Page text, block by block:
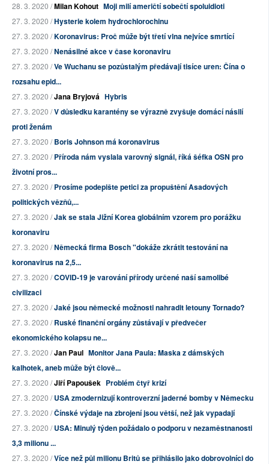
28. 3. 2020 /Milan Kohout Moji milí američtí sobečtí spoluidioti
27. 3. 2020 /Hysterie kolem hydrochlorochinu
27. 3. 2020 /Koronavirus: Proč může být třetí vlna nejvíce smrtící
27. 3. 2020 /Nenásilné akce v čase koronaviru
27. 3. 2020 /Ve Wuchanu se pozůstalým předávají tisíce uren: Čína o
rozsahu epid...
27. 3. 2020 /Jana Bryjová Hybris
27. 3. 2020 /V důsledku karantény se výrazně zvyšuje domácí násilí
proti ženám
27. 3. 2020 /Boris Johnson má koronavirus
27. 3. 2020 /Příroda nám vyslala varovný signál, říká šéfka OSN pro
životní pros...
27. 3. 2020 /Prosíme podepište petici za propuštění Asadových
politických vězňů,...
27. 3. 2020 /Jak se stala Jižní Korea globálním vzorem pro porážku
koronaviru
27. 3. 2020 /Německá firma Bosch "dokáže zkrátit testování na
koronavirus na 2,5...
27. 3. 2020 /COVID-19 je varování přírody určené naší samolibé
civilizaci
27. 3. 2020 /Jaké jsou německé možnosti nahradit letouny Tornado?
27. 3. 2020 /Ruské finanční orgány zůstávají v předvečer
ekonomického kolapsu ne...
27. 3. 2020 /Jan Paul Monitor Jana Paula: Maska z dámských
kalhotek, aneb může být člově...
27. 3. 2020 /Jiří Papoušek Problém čtyř krizí
27. 3. 2020 /USA zmodernizují kontroverzní jaderné bomby v Německu
27. 3. 2020 /Čínské výdaje na zbrojení jsou větší, než jak vypadají
27. 3. 2020 /USA: Minulý týden požádalo o podporu v nezaměstnanosti
3,3 milionu ...
27. 3. 2020 /Více než půl milionu Britů se přihlásilo jako dobrovolníci do